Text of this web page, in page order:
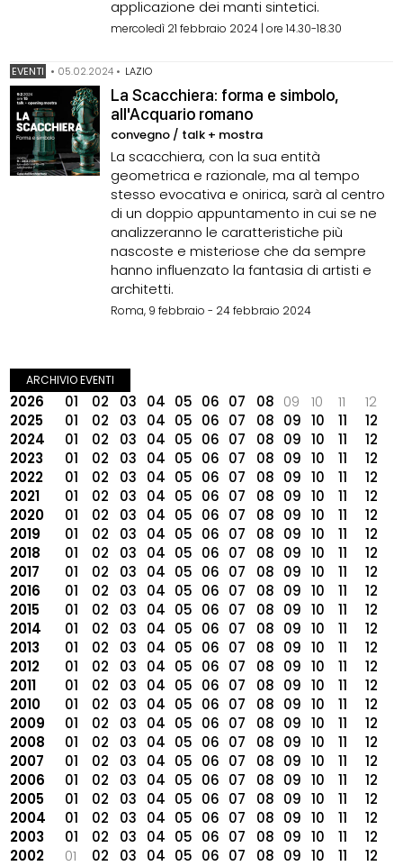
applicazione dei manti sintetici.
mercoledì 21 febbraio 2024 | ore 14.30-18.30
EVENTI • 05.02.2024 • LAZIO
La Scacchiera: forma e simbolo,
all'Acquario romano
convegno / talk + mostra
La scacchiera, con la sua entità
geometrica e razionale, ma al tempo
stesso evocativa e onirica, sarà al centro
di un doppio appuntamento in cui se ne
analizzeranno le caratteristiche più
nascoste e misteriose che da sempre
hanno influenzato la fantasia di artisti e
architetti.
Roma, 9 febbraio - 24 febbraio 2024
ARCHIVIO EVENTI
2026 01 02 03 04 05 06 07 08 09 10 11
12
2025
01 02 03 04 05 06 07 08 09 10 11
12
2024
01 02 03 04 05 06 07 08 09 10 11
12
2023
01 02 03 04 05 06 07 08 09 10 11
12
2022
01 02 03 04 05 06 07 08 09 10 11
12
2021
01 02 03 04 05 06 07 08 09 10 11
12
2020
01 02 03 04 05 06 07 08 09 10 11
12
2019
01 02 03 04 05 06 07 08 09 10 11
12
2018
01 02 03 04 05 06 07 08 09 10 11
12
2017
01 02 03 04 05 06 07 08 09 10 11
12
2016
01 02 03 04 05 06 07 08 09 10 11
12
2015
01 02 03 04 05 06 07 08 09 10 11
12
2014
01 02 03 04 05 06 07 08 09 10 11
12
2013
01 02 03 04 05 06 07 08 09 10 11
12
2012
01 02 03 04 05 06 07 08 09 10 11
12
2011
01 02 03 04 05 06 07 08 09 10 11
12
2010
01 02 03 04 05 06 07 08 09 10 11
12
2009
01 02 03 04 05 06 07 08 09 10 11
12
2008
01 02 03 04 05 06 07 08 09 10 11
12
2007
01 02 03 04 05 06 07 08 09 10 11
12
2006
01 02 03 04 05 06 07 08 09 10 11
12
2005
01 02 03 04 05 06 07 08 09 10 11
12
2004
01 02 03 04 05 06 07 08 09 10 11
12
2003
01 02 03 04 05 06 07 08 09 10 11
12
2002
01 02 03 04 05 06 07 08 09 10 11 12